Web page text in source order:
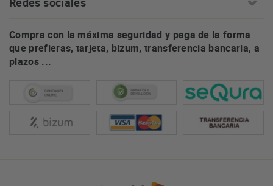
Compra con la máxima seguridad y paga de la forma
que prefieras, tarjeta, bizum, transferencia bancaria, a
plazos ...